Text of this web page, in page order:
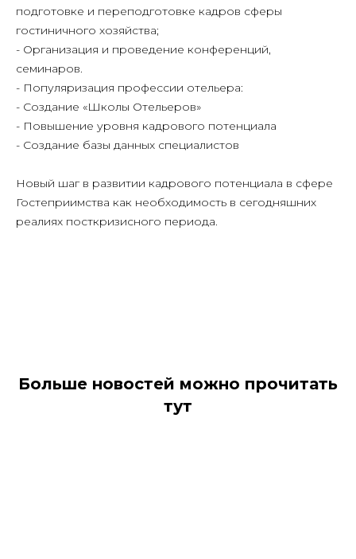
подготовке и переподготовке кадров сферы
гостиничного хозяйства;
- Организация и проведение конференций,
семинаров.
- Популяризация профессии отельера:
- Создание «Школы Отельеров»
- Повышение уровня кадрового потенциала
- Создание базы данных специалистов
Новый шаг в развитии кадрового потенциала в сфере
Гостеприимства как необходимость в сегодняшних
реалиях посткризисного периода.
Больше новостей можно прочитать
тут